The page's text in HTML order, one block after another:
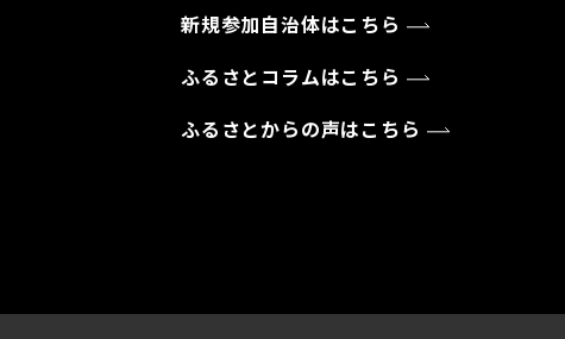
新規参加自治体はこちら
ふるさとコラムはこちら
ふるさとからの声はこちら